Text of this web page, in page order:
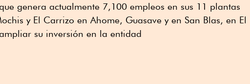
genera actualmente 7,100 empleos en sus 11 plantas
y El Carrizo en Ahome, Guasave y en San Blas, en El
su inversión en la entidad